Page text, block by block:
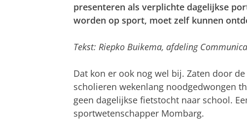
presenteren als verplichte dagelijkse
worden op sport, moet zelf kunnen
Tekst: Riepko Buikema, afdeling
Dat kon er ook nog wel bij. Zaten door
scholieren wekenlang noodgedwongen
geen dagelijkse fietstocht naar school.
sportwetenschapper Mombarg.